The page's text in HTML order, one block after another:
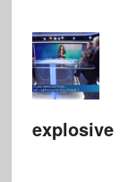
explosive